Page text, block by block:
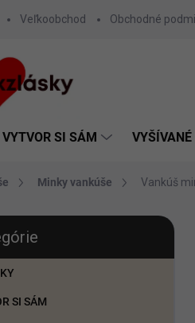
Veľkoobchod Obchodné
VYTVOR SI SÁM
Minky vankúše Vankúš
SI SÁM